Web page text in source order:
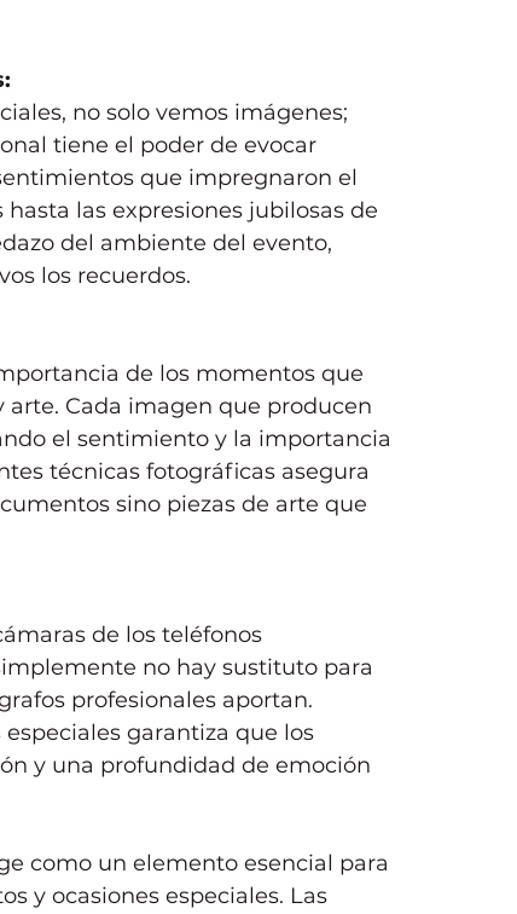
no solo vemos imágenes;
tiene el poder de evocar
que impregnaron el
las expresiones jubilosas de
del ambiente del evento,
los recuerdos.
de los momentos que
Cada imagen que producen
el sentimiento y la importancia
técnicas fotográficas asegura
sino piezas de arte que
de los teléfonos
no hay sustituto para
profesionales aportan.
garantiza que los
y una profundidad de emoción
como un elemento esencial para
y ocasiones especiales. Las